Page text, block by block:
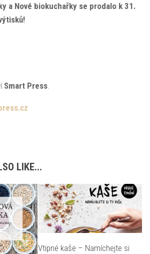
a Nové biokuchařky se prodalo k 31.
Smart Press
LIKE...
Vtipné kaše – Namíchejte si